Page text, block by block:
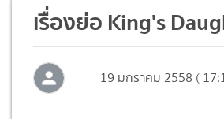
เรื่องย่อ King's
19 มกราคม 2558 (